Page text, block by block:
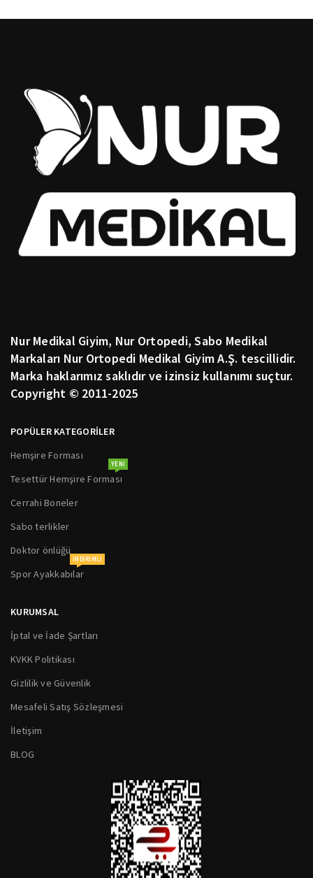
Nur Medikal Giyim, Nur Ortopedi, Sabo Medikal
Markaları Nur Ortopedi Medikal Giyim A.Ş. tescillidir.
Marka haklarımız saklıdır ve izinsiz kullanımı suçtur.
Copyright © 2011-2025
POPÜLER KATEGORİLER
Hemşire Forması
Tesettür Hemşire Forması
YENI
Cerrahi Boneler
Sabo terlikler
Doktor önlüğü
Spor Ayakkabılar
INDIRIMLI
KURUMSAL
İptal ve İade Şartları
KVKK Politikası
Gizlilik ve Güvenlik
Mesafeli Satış Sözleşmesi
İletişim
BLOG